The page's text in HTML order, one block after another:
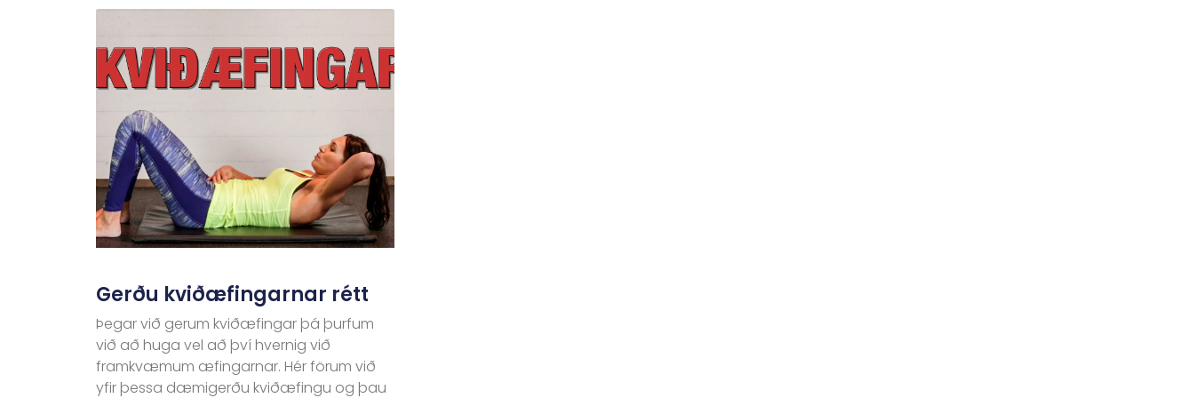
Gerðu kviðæfingarnar rétt
Þegar við gerum kviðæfingar þá þurfum
við að huga vel að því hvernig við
framkvæmum æfingarnar. Hér förum við
yfir þessa dæmigerðu kviðæfingu og þau